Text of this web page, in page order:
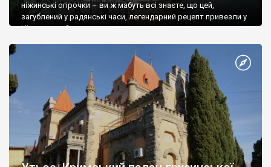
ніжинські огірочки – ви ж мабуть всі знаєте, що цей,
загублений у радянські часи, легендарний рецепт привезли у
Ніжин греки?